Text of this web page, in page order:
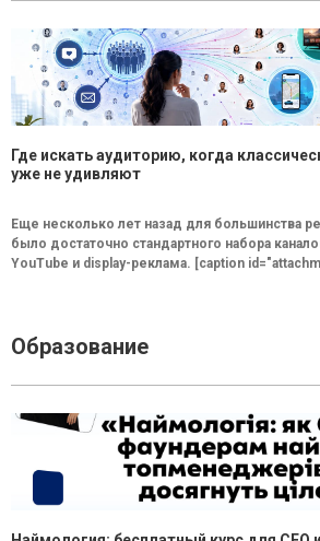
Где искать аудиторию, когда
уже не удивляют
Еще несколько лет назад для большинства
было достаточно стандартного набора
YouTube и display-реклама. [caption
Образование